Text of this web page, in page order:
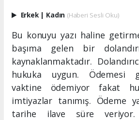
Erkek | Kadın (Haberi Sesli Oku)
Bu konuyu yazı haline
başıma gelen bir
kaynaklanmaktadır.
hukuka uygun. Ödemesi
vaktine ödemiyor fakat
imtiyazlar tanımış. Ödeme
tarihe ilave süre veriyor.